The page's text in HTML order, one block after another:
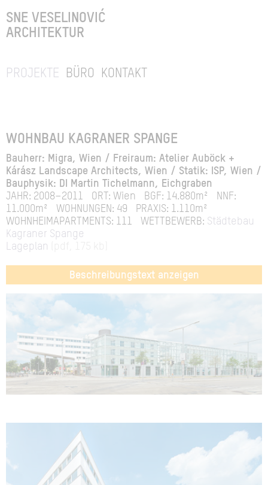
SNE VESELINOVIĆ
ARCHITEKTUR
PROJEKTE BÜRO KONTAKT
WOHNBAU KAGRANER SPANGE
Bauherr: Migra, Wien / Freiraum: Atelier Auböck +
Kárász Landscape Architects, Wien / Statik: ISP, Wien /
Bauphysik: DI Martin Tichelmann, Eichgraben
JAHR: 2008–2011
ORT: Wien BGF: 14.880m²
NNF:
11.000m²
WOHNUNGEN: 49
PRAXIS: 1.110m²
WOHNHEIMAPARTMENTS: 111
WETTBEWERB: Städtebau
Kagraner Spange
Lageplan
Beschreibungstext anzeigen